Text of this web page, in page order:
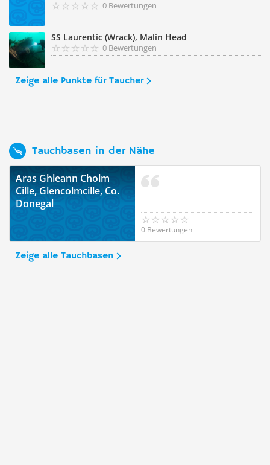
0 Bewertungen
SS Laurentic (Wrack), Malin Head
0 Bewertungen
Zeige alle Punkte für Taucher
Tauchbasen in der Nähe
Aras Ghleann Cholm
Cille, Glencolmcille, Co.
Donegal
0 Bewertungen
Zeige alle Tauchbasen